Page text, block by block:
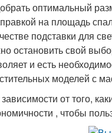
оптимальный
на площадь
подставки для
остановить свой
и есть
моделей с
от того,
, чтобы